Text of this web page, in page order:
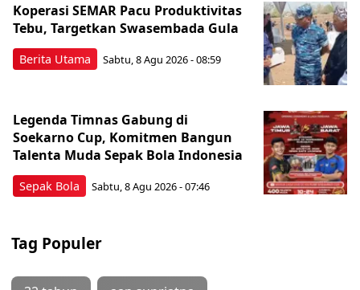
Berita Utama
Koperasi SEMAR Pacu Produktivitas
Tebu, Targetkan Swasembada Gula
Sabtu, 8 Agu 2026 - 08:59
Sepak Bola
Legenda Timnas Gabung di
Soekarno Cup, Komitmen Bangun
Talenta Muda Sepak Bola Indonesia
Sabtu, 8 Agu 2026 - 07:46
Tag Populer